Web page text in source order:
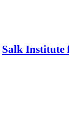
Salk Institute